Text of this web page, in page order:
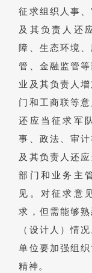
征求组织人事
及其负责人还
障、生态环境
管、金融监管
业及其负责人
门和工商联等
还应当征求军
事、政法、审
及其负责人还
部门和业务主
见。对征求意
求，但需能够
（设计人）情
单位要加强组
精神。